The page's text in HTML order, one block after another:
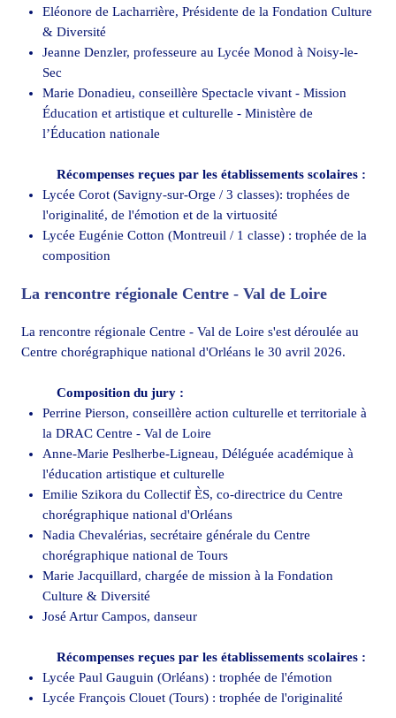
Eléonore de Lacharrière, Présidente de la Fondation Culture
& Diversité
Jeanne Denzler, professeure au Lycée Monod à Noisy-le-
Sec
Marie Donadieu, conseillère Spectacle vivant - Mission
Éducation et artistique et culturelle - Ministère de
l’Éducation nationale
Récompenses reçues par les établissements scolaires :
Lycée Corot (Savigny-sur-Orge / 3 classes): trophées de
l'originalité, de l'émotion et de la virtuosité
Lycée Eugénie Cotton (Montreuil / 1 classe) : trophée de la
composition
La rencontre régionale Centre - Val de Loire
La rencontre régionale Centre - Val de Loire s'est déroulée au
Centre chorégraphique national d'Orléans le 30 avril 2026.
Composition du jury :
Perrine Pierson, conseillère action culturelle et territoriale à
la DRAC Centre - Val de Loire
Anne-Marie Peslherbe-Ligneau, Déléguée académique à
l'éducation artistique et culturelle
Emilie Szikora du Collectif ÈS, co-directrice du Centre
chorégraphique national d'Orléans
Nadia Chevalérias, secrétaire générale du Centre
chorégraphique national de Tours
Marie Jacquillard, chargée de mission à la Fondation
Culture & Diversité
José Artur Campos, danseur
Récompenses reçues par les établissements scolaires :
Lycée Paul Gauguin (Orléans) : trophée de l'émotion
Lycée François Clouet (Tours) : trophée de l'originalité